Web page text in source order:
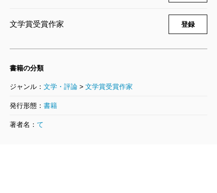
天童 新潮社では『家族狩り』の次の作品に当たるか
ら、強烈なインパクトを持ったサスペンス的なものに
文学賞受賞作家 登録
書籍の分類
ジャンル： 文学・評論 > 文学賞受賞作家
発行形態： 書籍
著者名： て